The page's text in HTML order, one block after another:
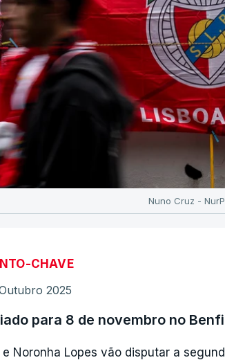
Nuno Cruz -
CHAVE
2025
para 8 de novembro no
e Noronha Lopes vão disputar a